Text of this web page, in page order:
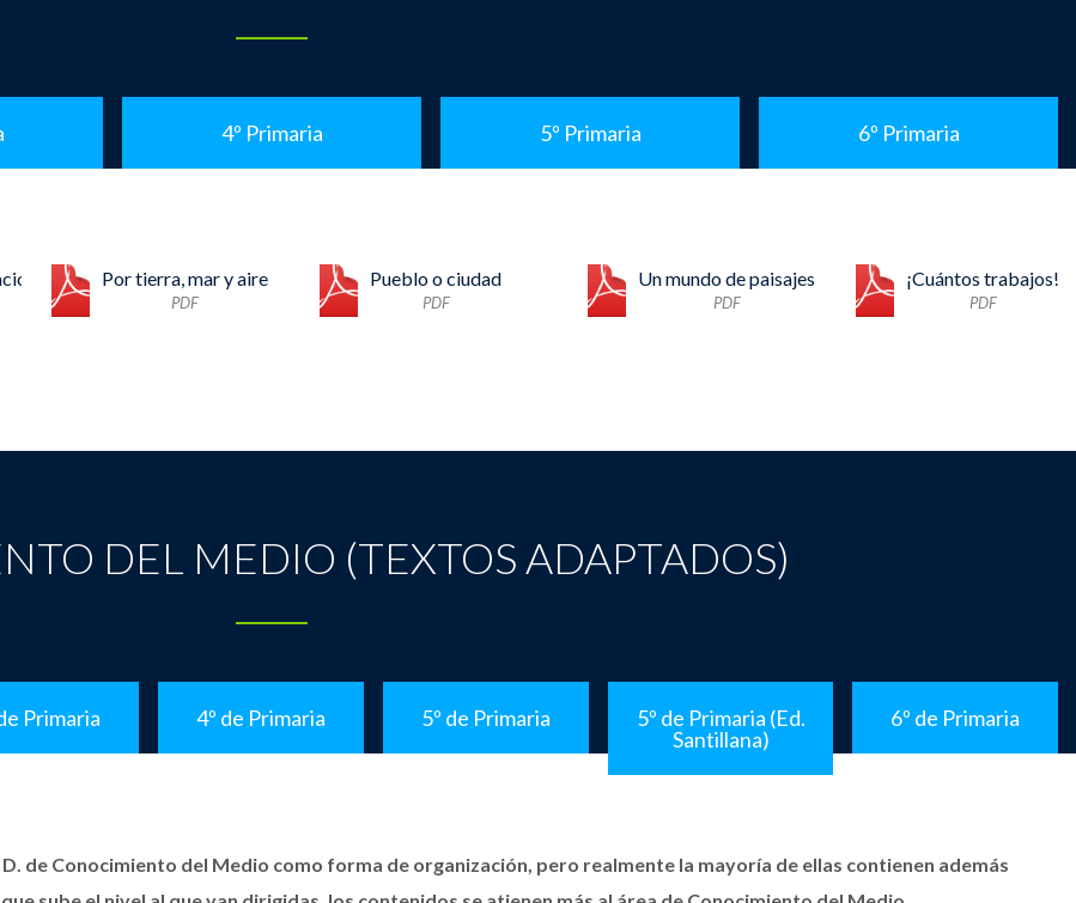
4º Primaria 5º Primaria 6º Primaria
Por tierra, mar y aire
PDF
Pueblo o ciudad
PDF
Un mundo de paisajes
PDF
¡Cuántos trabajos!
PDF
DEL MEDIO (TEXTOS ADAPTADOS)
Primaria 4º de Primaria 5º de Primaria
5º de Primaria (Ed.
Santillana)
6º de Primaria
de Conocimiento del Medio como forma de organización, pero realmente la mayoría de ellas contienen además